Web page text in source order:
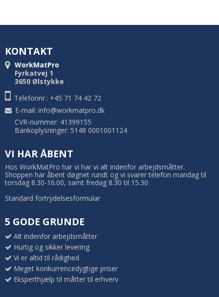
KONTAKT
WorkMatPro
Fyrkatvej 1
3650 Ølstykke
Telefonnr.: +45 71 74 42 72
E-mail: info@workmatpro.dk
CVR-nummer: 41399155
Bankoplysninger: 5148 0001001124
VI HAR ÅBENT
Hos WorkMatPro har vi har vi alt indenfor arbejdsmåtter.
Shoppen har åbent døgnet rundt og vi svarer telefon mandag til
torsdag 8.30-16.00, samt fredag 8.30 til 15.30
Standard fortrydelsesformular
5 GODE GRUNDE
Alt indenfor arbejdsmåtter
Hurtig og sikker levering
Vi er altid til rådighed
Meget konkurrencedygtige priser
Eksperthjælp til måtter til erhverv